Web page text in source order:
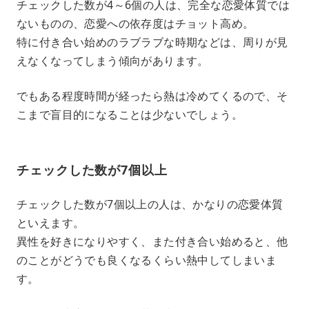
チェックした数が4～6個の人は、完全な恋愛体質では
ないものの、恋愛への依存度はチョット高め。
特に付き合い始めのラブラブな時期などは、周りが見
えなくなってしまう傾向があります。
でもある程度時間が経ったら熱は冷めてくるので、そ
こまで盲目的になることは少ないでしょう。
チェックした数が7個以上
チェックした数が7個以上の人は、かなりの恋愛体質
といえます。
異性を好きになりやすく、また付き合い始めると、他
のことがどうでも良くなるくらい熱中してしまいま
す。